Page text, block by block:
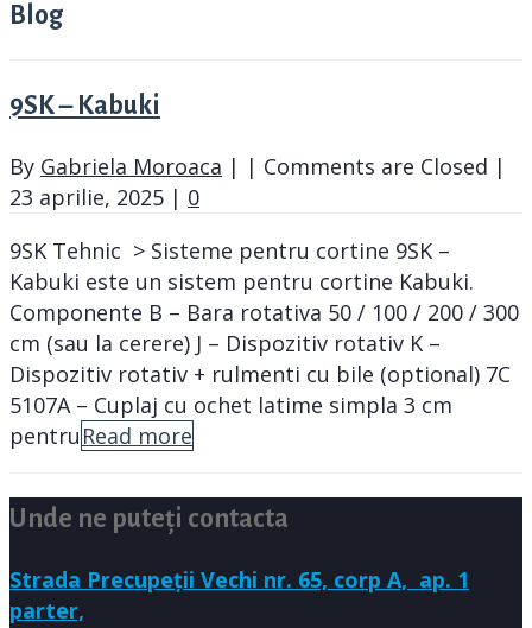
Blog
9SK – Kabuki
By Gabriela Moroaca | | Comments are Closed |
23 aprilie, 2025 | 0
9SK Tehnic > Sisteme pentru cortine 9SK –
Kabuki este un sistem pentru cortine Kabuki.
Componente B – Bara rotativa 50 / 100 / 200 / 300
cm (sau la cerere) J – Dispozitiv rotativ K –
Dispozitiv rotativ + rulmenti cu bile (optional) 7C
5107A – Cuplaj cu ochet latime simpla 3 cm
pentru Read more
Unde ne puteți contacta
Strada Precupeții Vechi nr. 65, corp A, ap. 1
parter,